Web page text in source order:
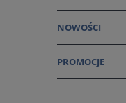
NOWOŚCI
PROMOCJE